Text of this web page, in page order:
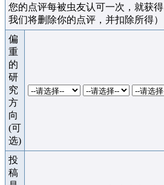
您的点评每被虫友认可一次，就获得
我们将删除你的点评，并扣除所得）
偏
重
的
研
究
方
向
(可
选)
投
稿